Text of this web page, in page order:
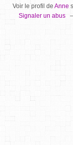
Voir le profil de Anne
Signaler un abus